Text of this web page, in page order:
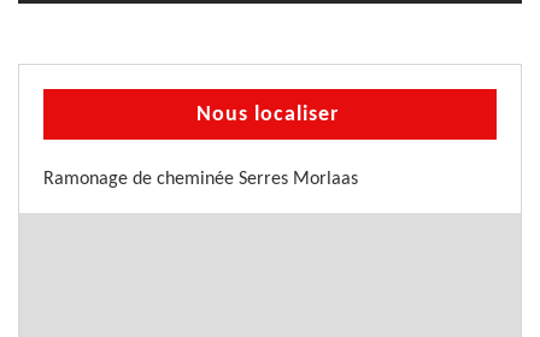
Nous localiser
Ramonage de cheminée Serres Morlaas